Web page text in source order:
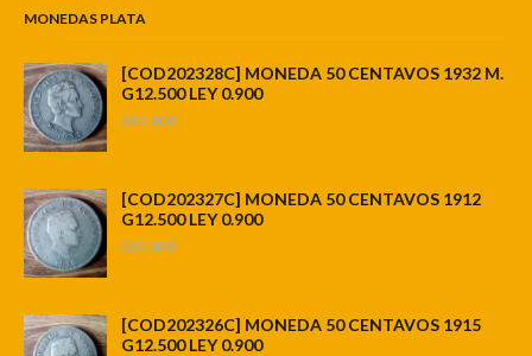
MONEDAS PLATA
[COD202328C] MONEDA 50 CENTAVOS 1932 M.
G12.500 LEY 0.900
$82,000
[COD202327C] MONEDA 50 CENTAVOS 1912
G12.500 LEY 0.900
$82,000
[COD202326C] MONEDA 50 CENTAVOS 1915
G12.500 LEY 0.900